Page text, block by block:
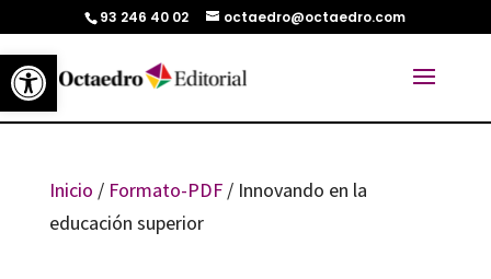
Abrir barra de herramientas
93 246 40 02 octaedro@octaedro.com
Inicio / Formato-PDF/ Innovando en la
educación superior